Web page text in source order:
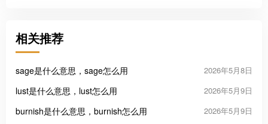
相关推荐
sage是什么意思，sage怎么用 2026年5月8日
lust是什么意思，lust怎么用 2026年5月9日
burnish是什么意思，burnish怎么用 2026年5月9日